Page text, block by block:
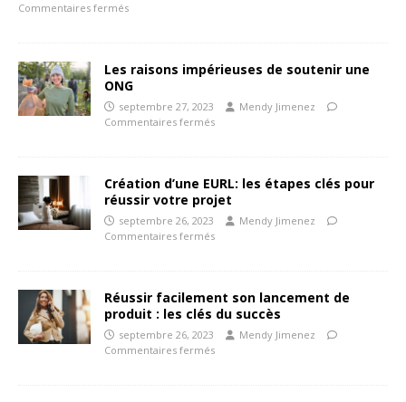
Commentaires fermés
Les raisons impérieuses de soutenir une
ONG
septembre 27, 2023
Mendy Jimenez
Commentaires fermés
Création d’une EURL: les étapes clés pour
réussir votre projet
septembre 26, 2023
Mendy Jimenez
Commentaires fermés
Réussir facilement son lancement de
produit : les clés du succès
septembre 26, 2023
Mendy Jimenez
Commentaires fermés